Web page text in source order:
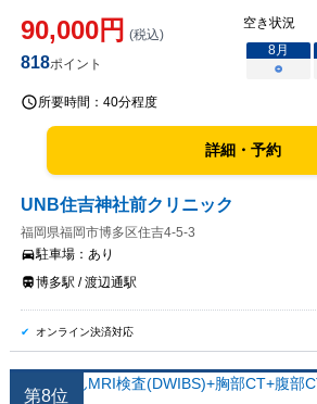
90,000円 (税込)
818ポイント
空き状況
8月
○
所要時間： 40分程度
詳細・予約
UNB住吉神社前クリニック
福岡県福岡市博多区住吉4-5-3
駐車場： あり
博多駅 / 渡辺通駅
オンライン決済対応
第8位